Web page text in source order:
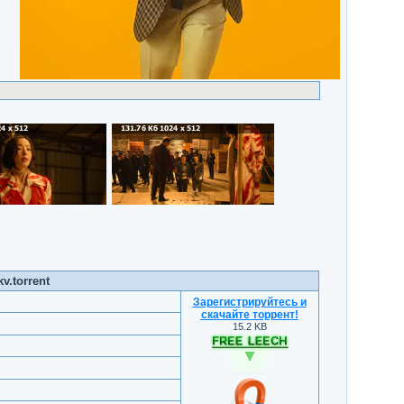
Зарегистрируйтесь и
скачайте торрент!
15.2 KB